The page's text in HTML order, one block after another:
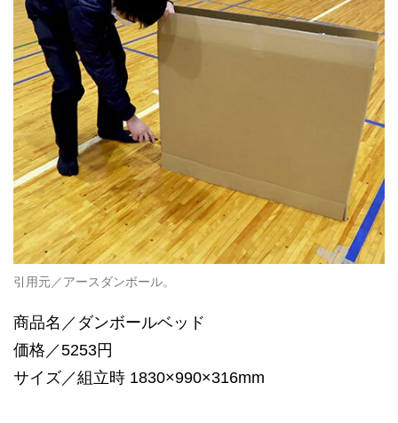
引用元／アースダンボール。
商品名／ダンボールベッド
価格／5253円
サイズ／組立時 1830×990×316mm